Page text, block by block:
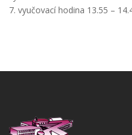
7. vyučovací hodina 13.55 –